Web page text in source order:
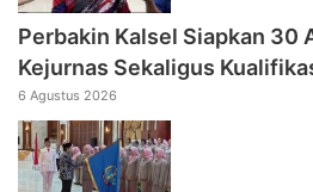
Perbakin Kalsel Siapkan 30
Kejurnas Sekaligus
6 Agustus 2026